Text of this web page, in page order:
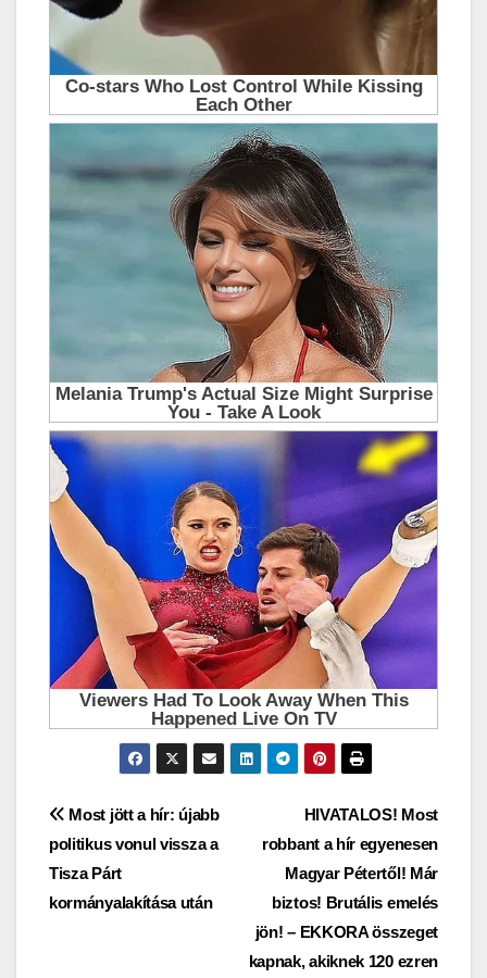
Bejegyzés
navigáció
HIVATALOS! Most
robbant a hír egyenesen
Magyar Pétertől! Már
biztos! Brutális emelés
jön! – EKKORA összeget
kapnak, akiknek 120 ezren
Most jött a hír: újabb
politikus vonul vissza a
Tisza Párt
kormányalakítása után